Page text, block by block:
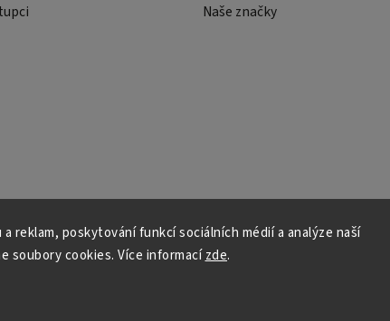
reklam, poskytování funkcí sociálních médií a analýze naší
soubory cookies. Více informacízde.
Naše značky